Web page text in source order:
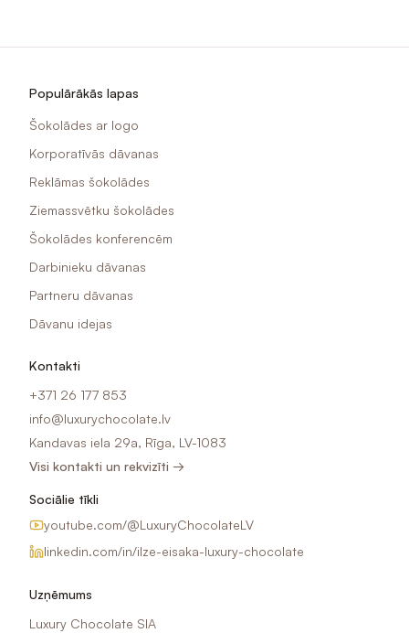
Populārākās lapas
Šokolādes ar logo
Korporatīvās dāvanas
Reklāmas šokolādes
Ziemassvētku šokolādes
Šokolādes konferencēm
Darbinieku dāvanas
Partneru dāvanas
Dāvanu idejas
Kontakti
+371 26 177 853
info@luxurychocolate.lv
Kandavas iela 29a, Rīga, LV-1083
Visi kontakti un rekvizīti →
Sociālie tīkli
youtube.com/@LuxuryChocolateLV
linkedin.com/in/ilze-eisaka-luxury-chocolate
Uzņēmums
Luxury Chocolate SIA